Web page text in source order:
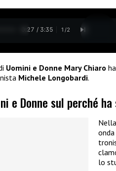
0:28 / 3:35 1 /2
Uomini e Donne Mary Chiaro
Michele Longobardi.
e Donne sul perché
lo